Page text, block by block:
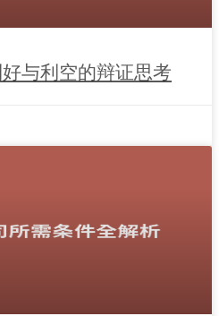
与利空的辩证思考